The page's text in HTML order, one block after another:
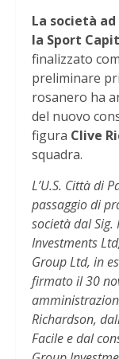
La società
la Sport
finalizzato
preliminare
rosanero ha
del nuovo
figura Clive
squadra.
L’U.S. Città di
passaggio di
società dal
Investments
Group Ltd, in
firmato il 30
Richardson,
Facile e dal